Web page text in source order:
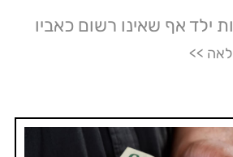
ילד אף שאינו רשום כאביו
>>